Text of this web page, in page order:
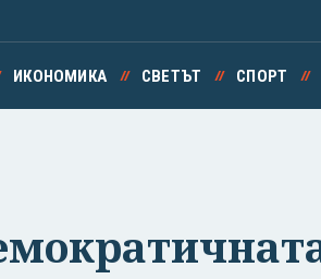
ИКОНОМИКА СВЕТЪТ СПОРТ